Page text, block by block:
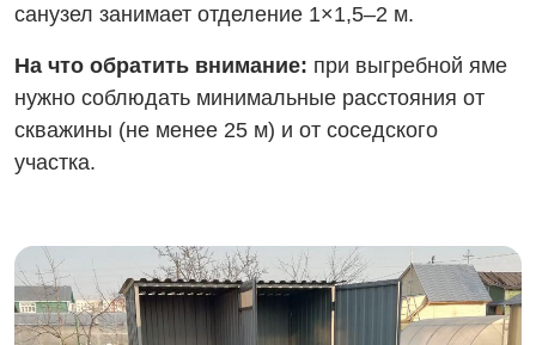
санузел занимает отделение 1×1,5–2 м.
На что обратить внимание: при выгребной яме
нужно соблюдать минимальные расстояния от
скважины (не менее 25 м) и от соседского
участка.